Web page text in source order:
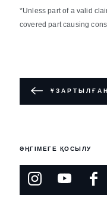
*Unless part of a valid
covered part causing
ӘҢГІМЕГЕ ҚОСЫЛУ